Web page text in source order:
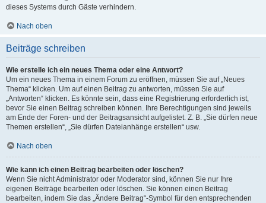
dieses Systems durch Gäste verhindern.
Nach oben
Beiträge schreiben
Wie erstelle ich ein neues Thema oder eine Antwort?
Um ein neues Thema in einem Forum zu eröffnen, müssen Sie auf „Neues
Thema“ klicken. Um auf einen Beitrag zu antworten, müssen Sie auf
„Antworten“ klicken. Es könnte sein, dass eine Registrierung erforderlich ist,
bevor Sie einen Beitrag schreiben können. Ihre Berechtigungen sind jeweils
am Ende der Foren- und der Beitragsansicht aufgelistet. Z. B. „Sie dürfen neue
Themen erstellen“, „Sie dürfen Dateianhänge erstellen“ usw.
Nach oben
Wie kann ich einen Beitrag bearbeiten oder löschen?
Wenn Sie nicht Administrator oder Moderator sind, können Sie nur Ihre
eigenen Beiträge bearbeiten oder löschen. Sie können einen Beitrag
bearbeiten, indem Sie das „Ändere Beitrag“-Symbol für den entsprechenden